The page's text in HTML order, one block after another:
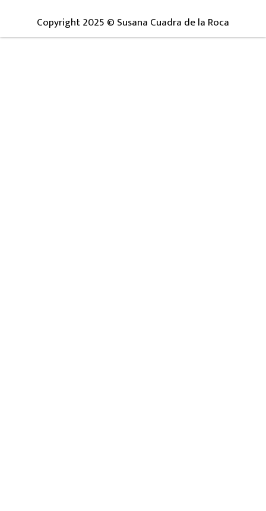
Copyright 2025 © Susana Cuadra de la Roca